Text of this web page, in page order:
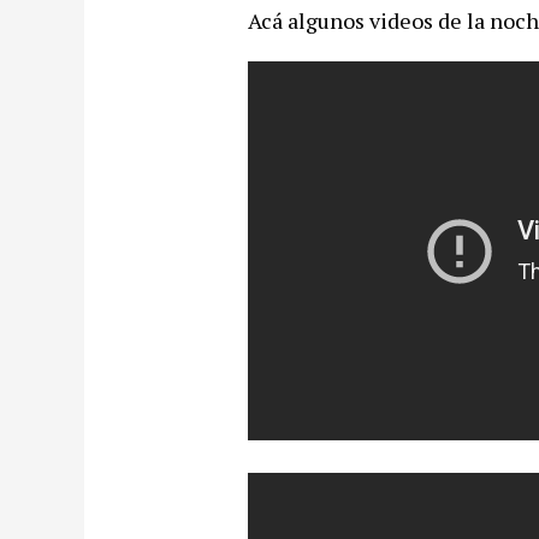
Acá algunos videos de la